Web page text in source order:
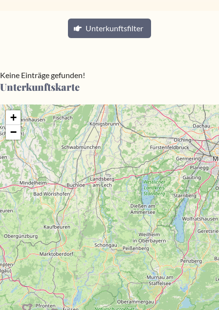
Unterkunftsfilter
Keine Einträge gefunden!
Unterkunftskarte
+
−